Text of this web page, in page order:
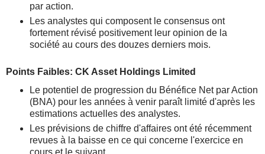
par action.
Les analystes qui composent le consensus ont
fortement révisé positivement leur opinion de la
société au cours des douzes derniers mois.
Points Faibles: CK Asset Holdings Limited
Le potentiel de progression du Bénéfice Net par Action
(BNA) pour les années à venir paraît limité d'après les
estimations actuelles des analystes.
Les prévisions de chiffre d'affaires ont été récemment
revues à la baisse en ce qui concerne l'exercice en
cours et le suivant.